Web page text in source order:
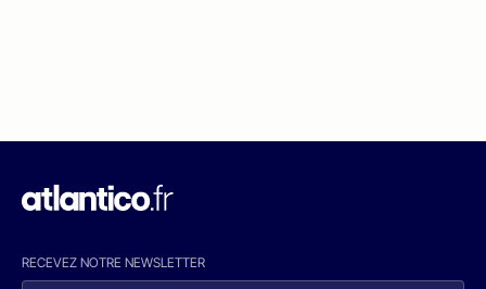
RECEVEZ NOTRE NEWSLETTER